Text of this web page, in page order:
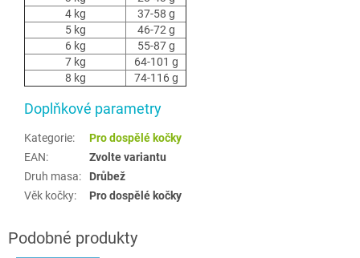
4 kg
37-58 g
5 kg
46-72 g
6 kg
55-87 g
7 kg
64-101 g
8 kg
74-116 g
Doplňkové parametry
Kategorie:
Pro dospělé kočky
EAN:
Zvolte variantu
Druh masa:
Drůbež
Věk kočky: Pro dospělé kočky